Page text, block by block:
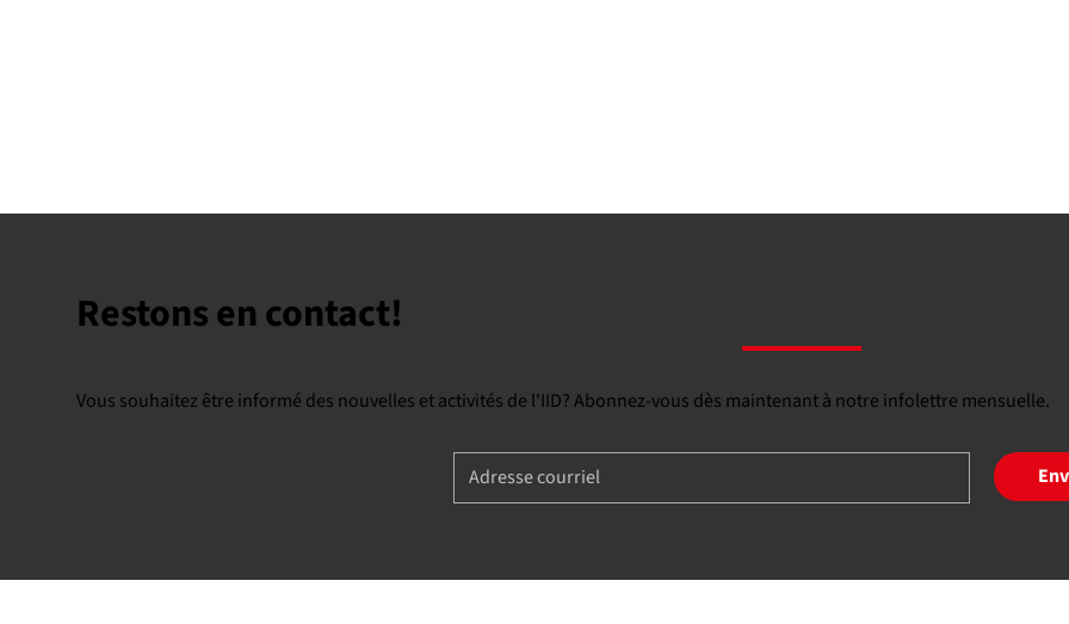
Restons en contact!
Vous souhaitez être informé des nouvelles et activités de l'IID? Abonnez-vous dès maintenant à notre infolettre mensuelle.